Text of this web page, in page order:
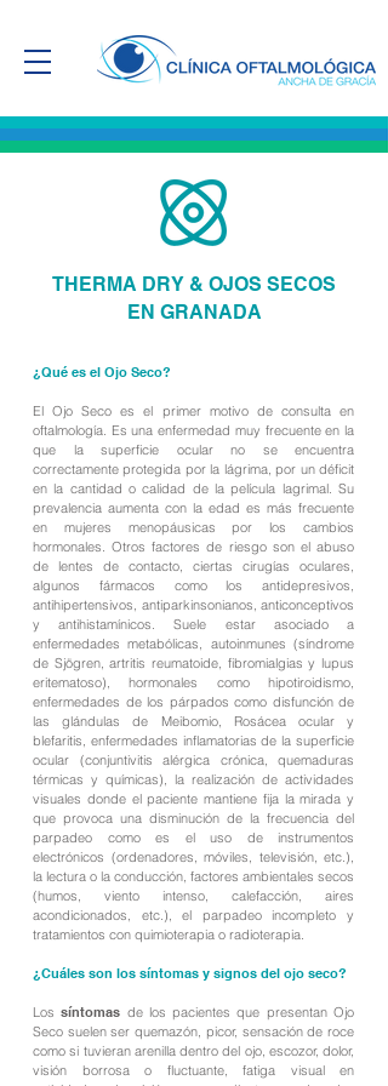
THERMA DRY & OJOS SECOS
EN GRANADA
¿Qué es el Ojo Seco?
El Ojo Seco es el primer motivo de consulta en
oftalmología. Es una enfermedad muy frecuente en la
que la superficie ocular no se encuentra
correctamente protegida por la lágrima, por un déficit
en la cantidad o calidad de la película lagrimal. Su
prevalencia aumenta con la edad es más frecuente
en mujeres menopáusicas por los cambios
hormonales. Otros factores de riesgo son el abuso
de lentes de contacto, ciertas cirugías oculares,
algunos fármacos como los antidepresivos,
antihipertensivos, antiparkinsonianos, anticonceptivos
y antihistamínicos. Suele estar asociado a
enfermedades metabólicas, autoinmunes (síndrome
de Sjögren, artritis reumatoide, fibromialgias y lupus
eritematoso), hormonales como hipotiroidismo,
enfermedades de los párpados como disfunción de
las glándulas de Meibomio, Rosácea ocular y
blefaritis, enfermedades inflamatorias de la superficie
ocular (conjuntivitis alérgica crónica, quemaduras
térmicas y químicas), la realización de actividades
visuales donde el paciente mantiene fija la mirada y
que provoca una disminución de la frecuencia del
parpadeo como es el uso de instrumentos
electrónicos (ordenadores, móviles, televisión, etc.),
la lectura o la conducción, factores ambientales secos
(humos, viento intenso, calefacción, aires
acondicionados, etc.), el parpadeo incompleto y
tratamientos con quimioterapia o radioterapia.
¿Cuáles son los síntomas y signos del ojo seco?
Lossíntomas de los pacientes que presentan Ojo
Seco suelen ser quemazón, picor, sensación de roce
como si tuvieran arenilla dentro del ojo, escozor, dolor,
visión borrosa o fluctuante, fatiga visual en